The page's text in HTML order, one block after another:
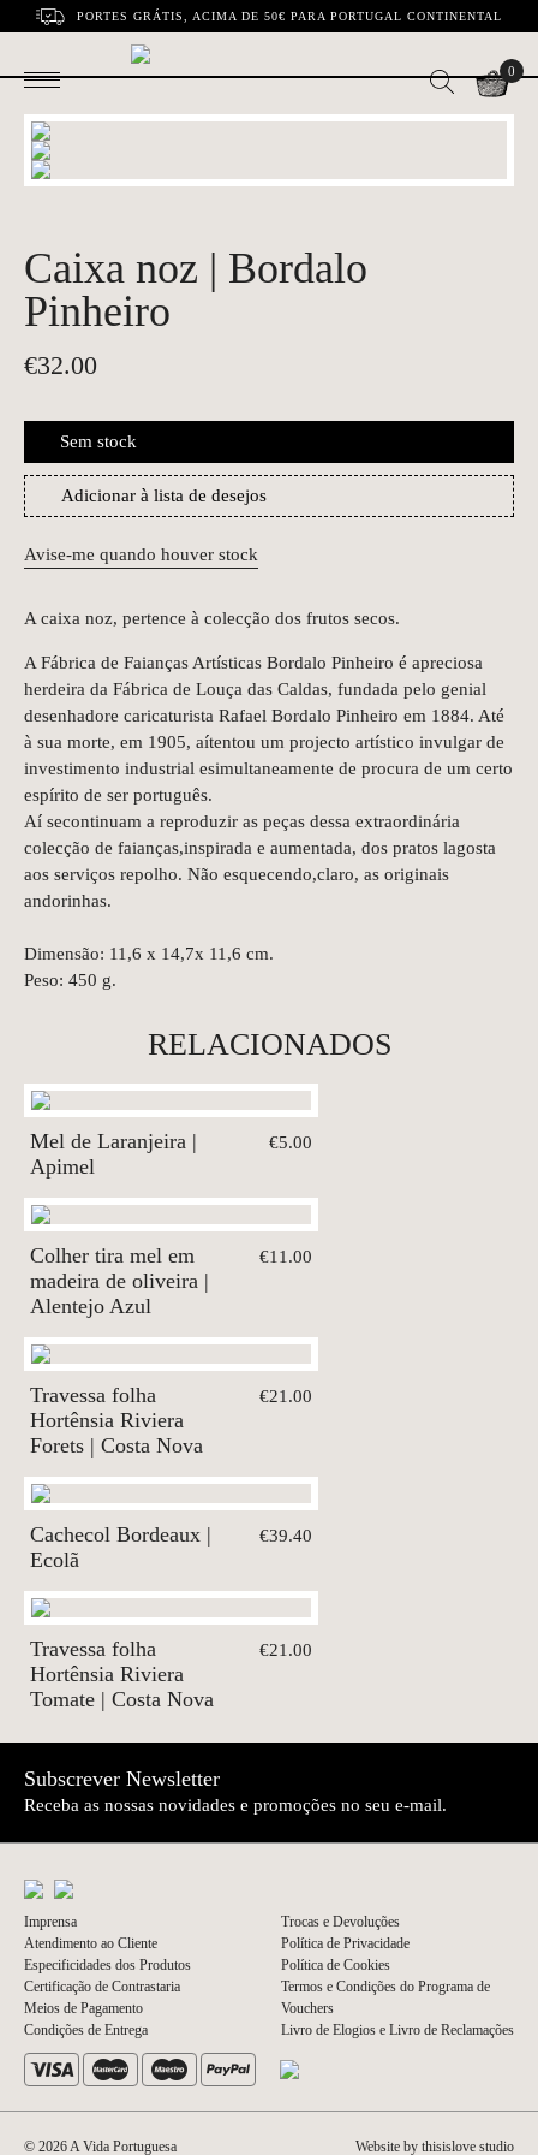
PORTES GRÁTIS, ACIMA DE 50€ PARA PORTUGAL CONTINENTAL
0
Caixa noz | Bordalo
Pinheiro
€32.00
Sem stock
Adicionar à lista de desejos
Avise-me quando houver stock
A caixa noz, pertence à colecção dos frutos secos.
A Fábrica de Faianças Artísticas Bordalo Pinheiro é apreciosa
herdeira da Fábrica de Louça das Caldas, fundada pelo genial
desenhadore caricaturista Rafael Bordalo Pinheiro em 1884. Até
à sua morte, em 1905, aítentou um projecto artístico invulgar de
investimento industrial esimultaneamente de procura de um certo
espírito de ser português.
Aí secontinuam a reproduzir as peças dessa extraordinária
colecção de faianças,inspirada e aumentada, dos pratos lagosta
aos serviços repolho. Não esquecendo,claro, as originais
andorinhas.
Dimensão: 11,6 x 14,7x 11,6 cm.
Peso: 450 g.
RELACIONADOS
Mel de Laranjeira |
Apimel
€5.00
Colher tira mel em
madeira de oliveira |
Alentejo Azul
€11.00
Travessa folha
Hortênsia Riviera
Forets | Costa Nova
€21.00
Cachecol Bordeaux |
Ecolã
€39.40
Travessa folha
Hortênsia Riviera
Tomate | Costa Nova
€21.00
Subscrever Newsletter
Receba as nossas novidades e promoções no seu e-mail.
Imprensa
Atendimento ao Cliente
Especificidades dos Produtos
Certificação de Contrastaria
Meios de Pagamento
Condições de Entrega
Trocas e Devoluções
Política de Privacidade
Política de Cookies
Termos e Condições do Programa de
Vouchers
Livro de Elogios e Livro de Reclamações
© 2026 A Vida Portuguesa Website by thisislove studio